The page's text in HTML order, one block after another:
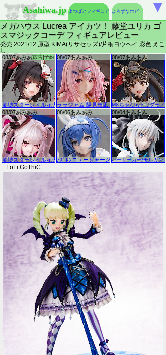
Asahiwa.jp よつばとフィギュア よろずなホビー
メガハウス Lucrea アイカツ！ 藤堂ユリカ ゴ
スマジックコーデ フィギュアレビュー
発売:2021/12 原型:KIMA(リサセッズ)/片桐ヨウヘイ 彩色:えこ
し
LoLi GoThiC
▼